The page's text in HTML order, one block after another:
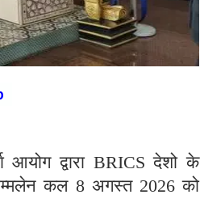
आयोग द्वारा BRICS देशो के
कल 8 अगस्त 2026 को